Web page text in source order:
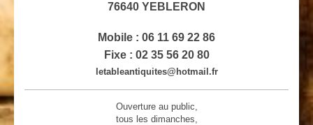
76640 YEBLERON
Mobile : 06 11 69 22 86
Fixe : 02 35 56 20 80
letableantiquites@hotmail.fr
Ouverture au public,
tous les dimanches,